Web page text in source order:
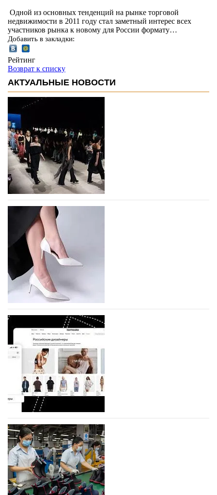
Одной из основных тенденций на рынке торговой
недвижимости в 2011 году стал заметный интерес всех
участников рынка к новому для России формату…
Добавить в закладки:
Рейтинг
Возврат к списку
АКТУАЛЬНЫЕ НОВОСТИ
На участие в Московской неделе моды
подано 1047 заявок
На участие в седьмой Московской неделе моды,
которая пройдет в российской столице с 26 сентября
по 1 октября, уже подано 1047 заявок. Примерно
половину из них (494) прислали дизайнеры,
коллекции которых не были представлены в…
07.08.2026 747
BALLINA представит свои новинки на Euro
Shoes
Компания BALLINA Guangzhou Lihuang Footwear
Co., Ltd., основанная в 2011 году и расположенная в
Гуанчжоу, столице моды Китая, является
профессиональной обувной компанией,
объединяющей разработку, производство и…
07.08.2026 615
На платформе Lamoda - новый раздел и
условия продвижения локальных
дизайнерских марок
Российский маркетплейс Lamoda решил обновить
раздел для продажи продукции локальных